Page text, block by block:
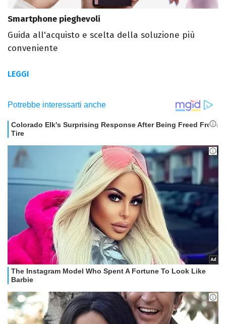
Smartphone pieghevoli
Guida all'acquisto e scelta della soluzione più
conveniente
LEGGI